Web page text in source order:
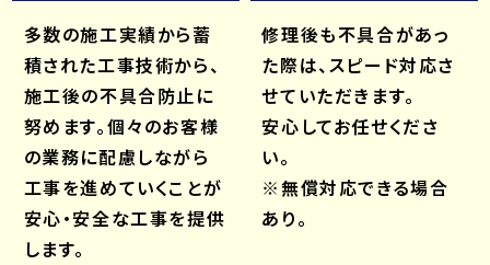
多数の施工実績から蓄
積された工事技術から、
施工後の不具合防止に
努めます。個々のお客様
の業務に配慮しながら
工事を進めていくことが
安心・安全な工事を提供
します。
修理後も不具合があっ
た際は、スピード対応さ
せていただきます。
安心してお任せくださ
い。
※無償対応できる場合
あり。